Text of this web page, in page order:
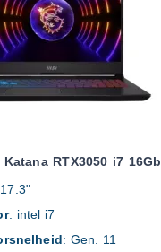
RTX3050 i7 16Gb
17.3"
: intel i7
: Gen. 11